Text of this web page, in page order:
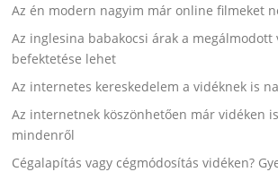
Az én modern nagyim már online filmeket
Az inglesina babakocsi árak a megálmodott
befektetése lehet
Az internetes kereskedelem a vidéknek is
Az internetnek köszönhetően már vidéken
mindenről
Cégalapítás vagy cégmódosítás vidéken?